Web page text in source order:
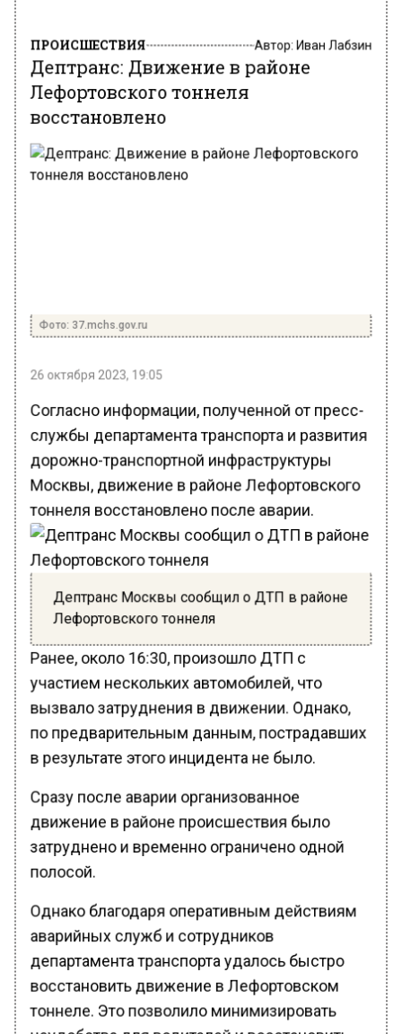
ПРОИСШЕСТВИЯ Автор:Иван Лабзин
Дептранс: Движение в районе
Лефортовского тоннеля
восстановлено
Фото: 37.mchs.gov.ru
26 октября 2023, 19:05
Согласно информации, полученной от пресс-
службы департамента транспорта и развития
дорожно-транспортной инфраструктуры
Москвы, движение в районе Лефортовского
тоннеля восстановлено после аварии.
Дептранс Москвы сообщил о ДТП в районе
Лефортовского тоннеля
Ранее, около 16:30, произошло ДТП с
участием нескольких автомобилей, что
вызвало затруднения в движении. Однако,
по предварительным данным, пострадавших
в результате этого инцидента не было.
Сразу после аварии организованное
движение в районе происшествия было
затруднено и временно ограничено одной
полосой.
Однако благодаря оперативным действиям
аварийных служб и сотрудников
департамента транспорта удалось быстро
восстановить движение в Лефортовском
тоннеле. Это позволило минимизировать